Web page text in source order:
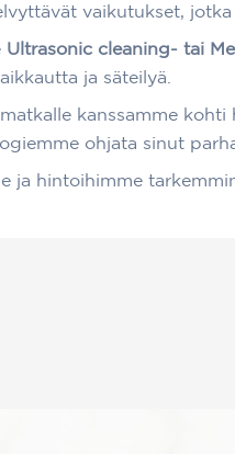
vaikutukset,
Ultrasonic cleaning- tai
ja säteilyä.
kanssamme
ohjata sinut
ja hintoihimme